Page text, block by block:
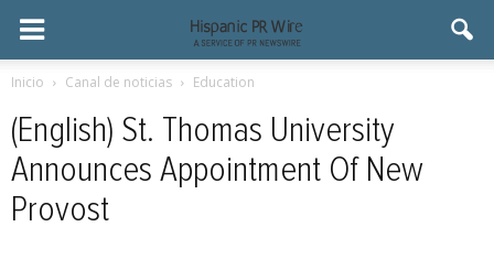
Inicio Canal de noticias Education
(English) St. Thomas University
Announces Appointment Of New
Provost